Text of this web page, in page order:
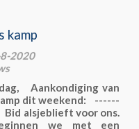
kamp
2020
Aankondiging van
dit weekend: ------
alsjeblieft voor ons.
we met een